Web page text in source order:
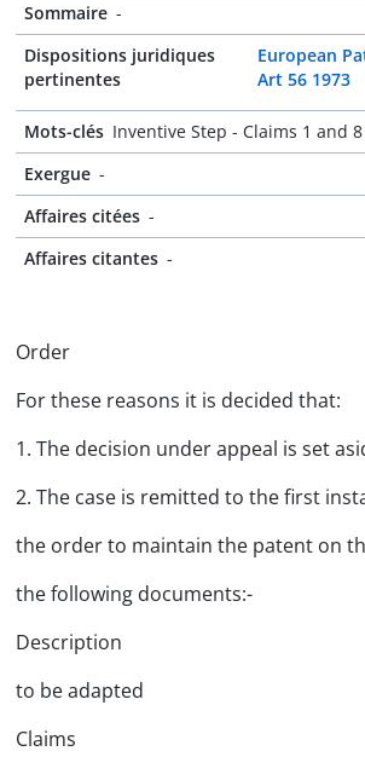
Sommaire -
Dispositions juridiques
pertinentes
European
Art 56 1973
Mots-clés Inventive Step - Claims 1 and 8
Exergue -
Affaires citées -
Affaires citantes -
Order
For these reasons it is decided that:
1. The decision under appeal is set
2. The case is remitted to the first
the order to maintain the patent on
the following documents:-
Description
to be adapted
Claims